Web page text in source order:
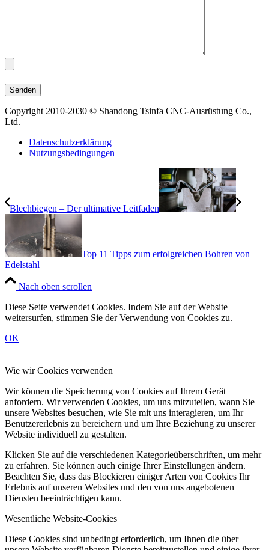
Copyright 2010-2030 © Shandong Tsinfa CNC-Ausrüstung Co.,
Ltd.
Datenschutzerklärung
Nutzungsbedingungen
Blechbiegen – Der ultimative Leitfaden
Top 11 Tipps zum erfolgreichen Bohren von
Edelstahl
Nach oben scrollen
Diese Seite verwendet Cookies. Indem Sie auf der Website
weitersurfen, stimmen Sie der Verwendung von Cookies zu.
OK
Wie wir Cookies verwenden
Wir können die Speicherung von Cookies auf Ihrem Gerät
anfordern. Wir verwenden Cookies, um uns mitzuteilen, wann Sie
unsere Websites besuchen, wie Sie mit uns interagieren, um Ihr
Benutzererlebnis zu bereichern und um Ihre Beziehung zu unserer
Website individuell zu gestalten.
Klicken Sie auf die verschiedenen Kategorieüberschriften, um mehr
zu erfahren. Sie können auch einige Ihrer Einstellungen ändern.
Beachten Sie, dass das Blockieren einiger Arten von Cookies Ihr
Erlebnis auf unseren Websites und den von uns angebotenen
Diensten beeinträchtigen kann.
Wesentliche Website-Cookies
Diese Cookies sind unbedingt erforderlich, um Ihnen die über